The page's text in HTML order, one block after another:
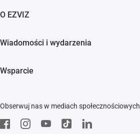
O EZVIZ
Trust Center
Wiadomości i wydarzenia
Wsparcie
Pobierz
Obserwuj nas w mediach społecznościowych